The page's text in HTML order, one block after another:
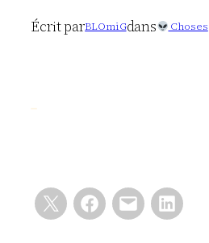
Écrit parBLOmiGdans Choses